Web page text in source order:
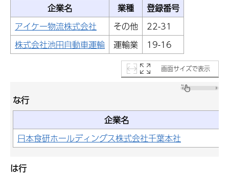
企業名
業種
登録番号
アイケー物流株式会社
その他
22-31
株式会社池田自動車運輸
運輸業 19-16
画面サイズで表示
な行
企業名
日本食研ホールディングス株式会社千葉本社
は行